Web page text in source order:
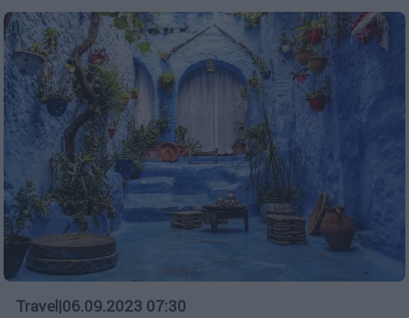
Travel |06.09.2023 07:30